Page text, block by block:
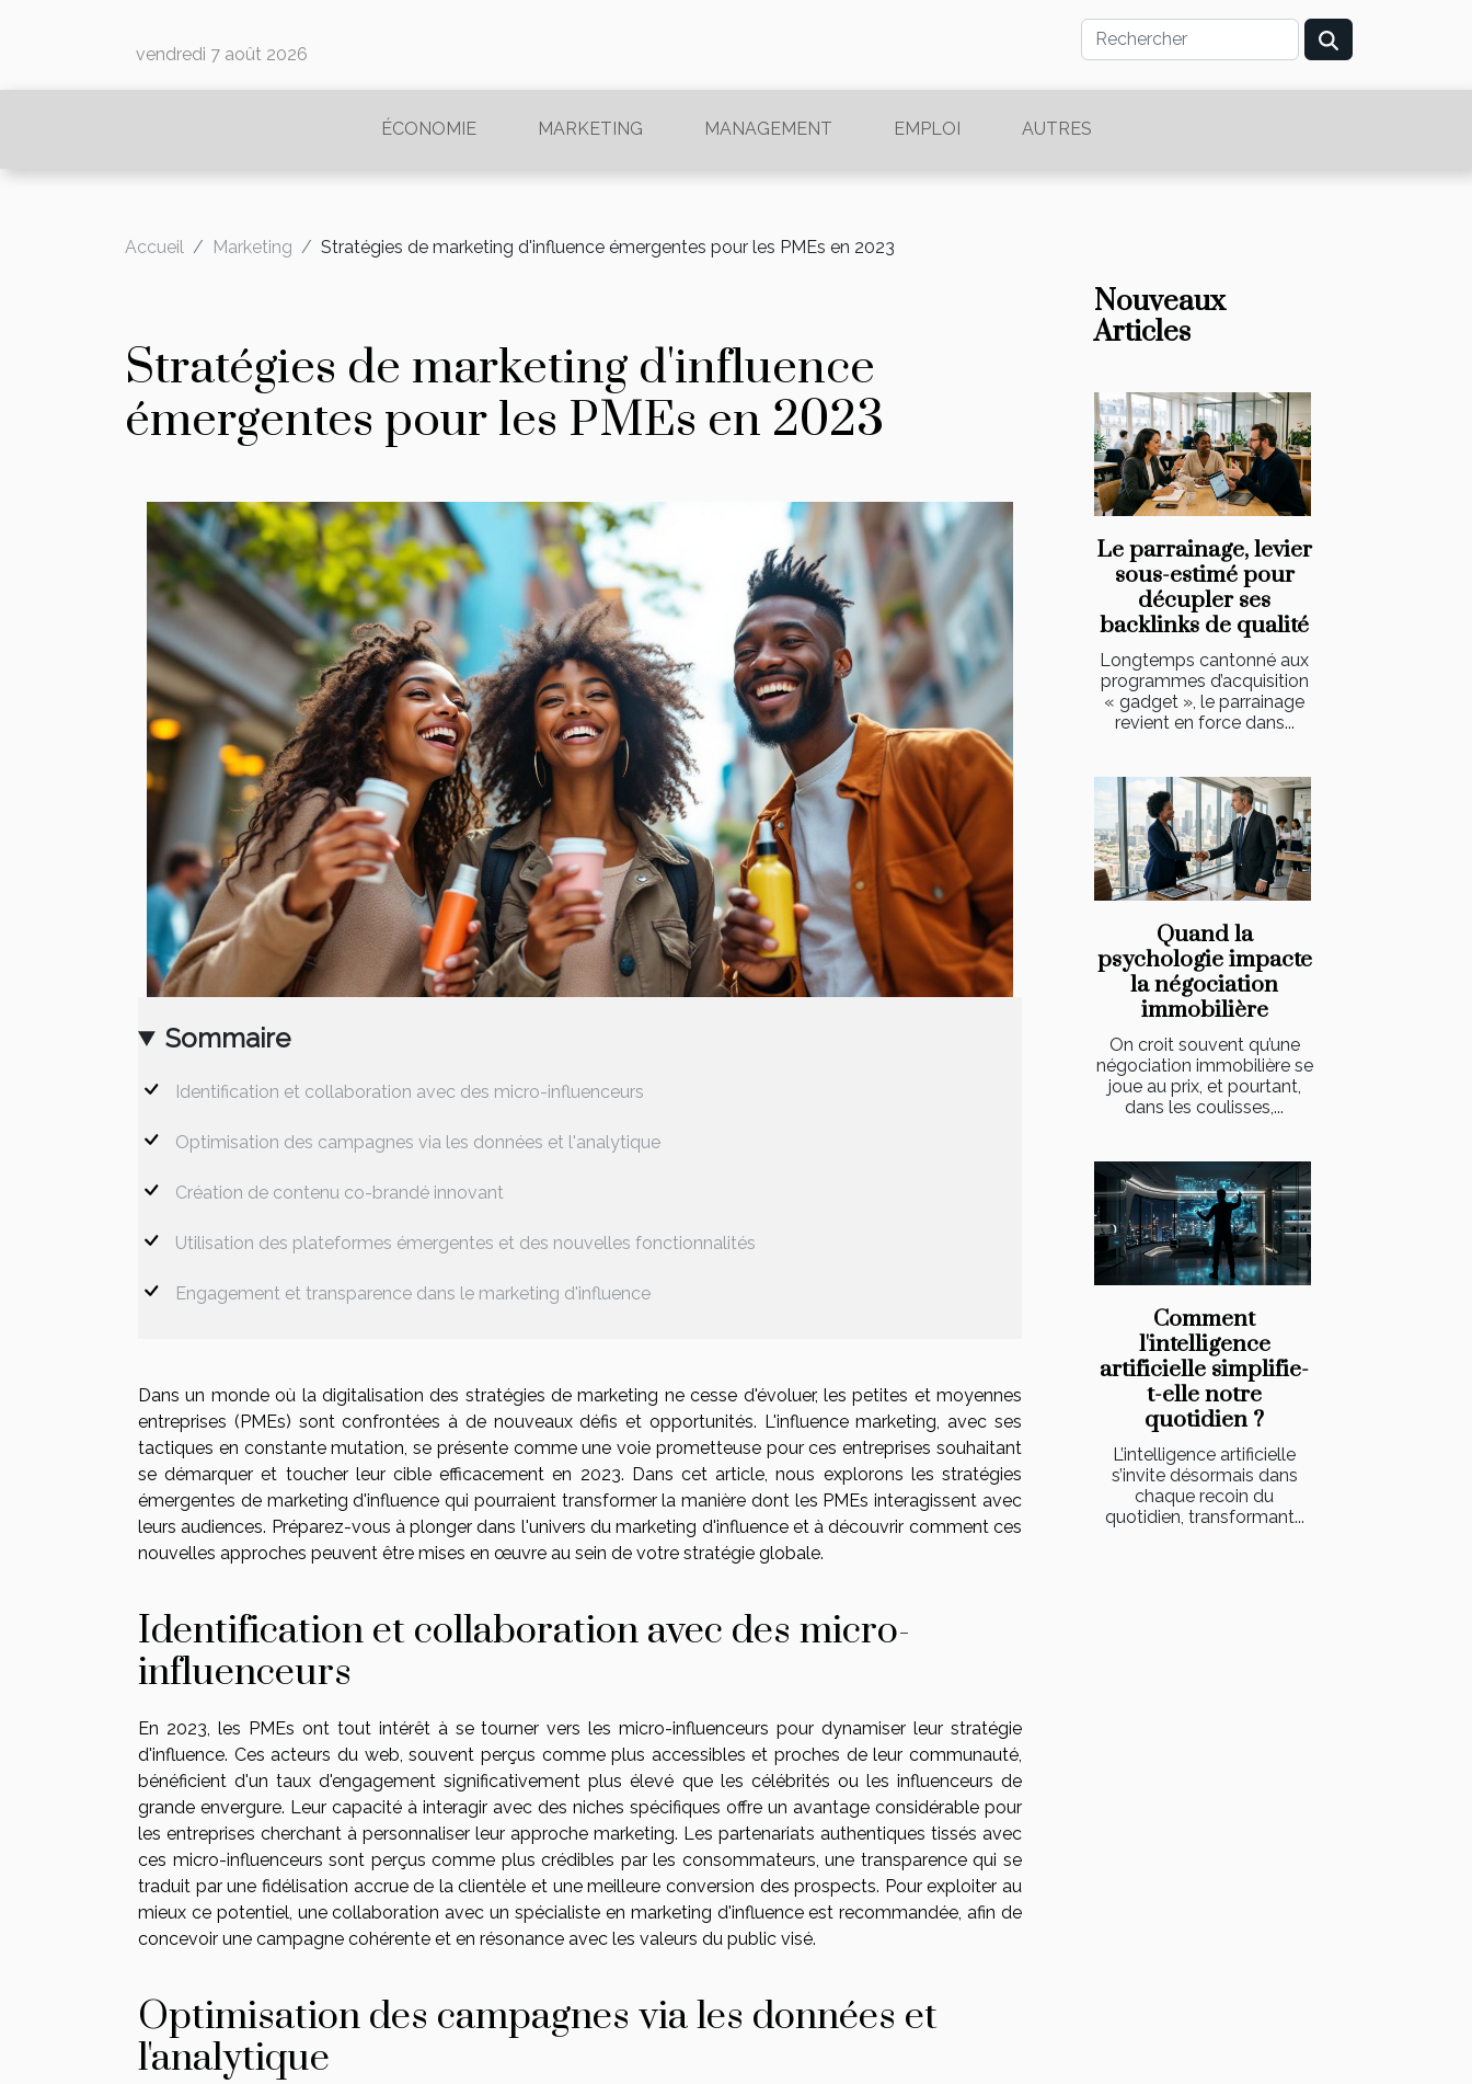
vendredi 7 août 2026
ÉCONOMIE MARKETING MANAGEMENT EMPLOI AUTRES
Accueil Marketing Stratégies de marketing d'influence émergentes pour les PMEs en 2023
Stratégies de marketing d'influence
émergentes pour les PMEs en 2023
Sommaire
Identification et collaboration avec des micro-influenceurs
Optimisation des campagnes via les données et l'analytique
Création de contenu co-brandé innovant
Utilisation des plateformes émergentes et des nouvelles fonctionnalités
Engagement et transparence dans le marketing d'influence
Dans un monde où la digitalisation des stratégies de marketing ne cesse d'évoluer, les petites et moyennes
entreprises (PMEs) sont confrontées à de nouveaux défis et opportunités. L'influence marketing, avec ses
tactiques en constante mutation, se présente comme une voie prometteuse pour ces entreprises souhaitant
se démarquer et toucher leur cible efficacement en 2023. Dans cet article, nous explorons les stratégies
émergentes de marketing d'influence qui pourraient transformer la manière dont les PMEs interagissent avec
leurs audiences. Préparez-vous à plonger dans l'univers du marketing d'influence et à découvrir comment ces
nouvelles approches peuvent être mises en œuvre au sein de votre stratégie globale.
Identification et collaboration avec des micro-
influenceurs
En 2023, les PMEs ont tout intérêt à se tourner vers les micro-influenceurs pour dynamiser leur stratégie
d'influence. Ces acteurs du web, souvent perçus comme plus accessibles et proches de leur communauté,
bénéficient d'un taux d'engagement significativement plus élevé que les célébrités ou les influenceurs de
grande envergure. Leur capacité à interagir avec des niches spécifiques offre un avantage considérable pour
les entreprises cherchant à personnaliser leur approche marketing. Les partenariats authentiques tissés avec
ces micro-influenceurs sont perçus comme plus crédibles par les consommateurs, une transparence qui se
traduit par une fidélisation accrue de la clientèle et une meilleure conversion des prospects. Pour exploiter au
mieux ce potentiel, une collaboration avec un spécialiste en marketing d'influence est recommandée, afin de
concevoir une campagne cohérente et en résonance avec les valeurs du public visé.
Optimisation des campagnes via les données et
l'analytique
Nouveaux
Articles
Le parrainage, levier
sous-estimé pour
décupler ses
backlinks de qualité
Longtemps cantonné aux
programmes d’acquisition
« gadget », le parrainage
revient en force dans...
Quand la
psychologie impacte
la négociation
immobilière
On croit souvent qu’une
négociation immobilière se
joue au prix, et pourtant,
dans les coulisses,...
Comment
l'intelligence
artificielle simplifie-
t-elle notre
quotidien ?
L’intelligence artificielle
s’invite désormais dans
chaque recoin du
quotidien, transformant...